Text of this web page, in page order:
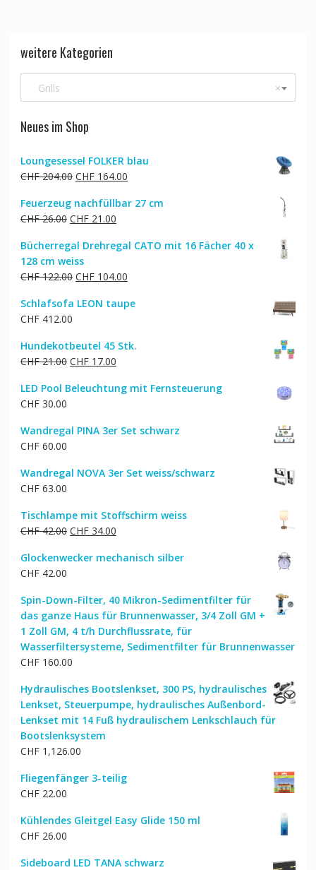
weitere Kategorien
×
Grills
Neues im Shop
Loungesessel FOLKER blau
CHF204.00 Ursprünglicher
war:
CHF 204.00
CHF164.00Aktueller
ist:
Feuerzeug nachfüllbar 27 cm
CHF26.00 Ursprünglicher
war:
CHF 26.00
CHF21.00Aktueller
ist:
Bücherregal Drehregal CATO mit 16 Fächer 40 x
128 cm weiss
CHF122.00 Ursprünglicher
war:
CHF104.00Aktueller
ist:
Schlafsofa LEON taupe
CHF412.00
Hundekotbeutel 45 Stk.
CHF21.00 Ursprünglicher
war:
CHF17.00Aktueller
ist:
LED Pool Beleuchtung mit Fernsteuerung
CHF30.00
Wandregal PINA 3er Set schwarz
CHF60.00
Wandregal NOVA 3er Set weiss/schwarz
CHF63.00
Tischlampe mit Stoffschirm weiss
CHF42.00 Ursprünglicher
war:
CHF34.00Aktueller
ist:
Glockenwecker mechanisch silber
CHF42.00
Spin-Down-Filter, 40 Mikron-Sedimentfilter für
das ganze Haus für Brunnenwasser, 3/4 Zoll GM +
1 Zoll GM, 4 t/h Durchflussrate, für
Wasserfiltersysteme, Sedimentfilter für Brunnenwasser
CHF160.00
Hydraulisches Bootslenkset, 300 PS, hydraulisches
Lenkset, Steuerpumpe, hydraulisches Außenbord-
Lenkset mit 14 Fuß hydraulischem Lenkschlauch für
Bootslenksystem
CHF1,126.00
Fliegenfänger 3-teilig
CHF22.00
Kühlendes Gleitgel Easy Glide 150 ml
CHF26.00
Sideboard LED TANA schwarz